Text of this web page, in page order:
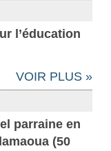
l’éducation
VOIR PLUS »
parraine en
(50